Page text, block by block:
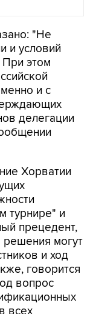
"Не
При этом
и с
делегации
Хорватии
и
прецедент,
могут
и ход
говорится
вопрос
всех